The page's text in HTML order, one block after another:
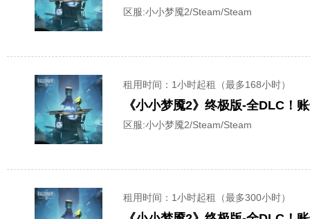
区服:小小梦魇2/Steam/Steam
租用时间 ：1小时起租（最多168小时）
《小小梦魇2》终极版-全DLC！
区服:小小梦魇2/Steam/Steam
租用时间 ：1小时起租（最多300小时）